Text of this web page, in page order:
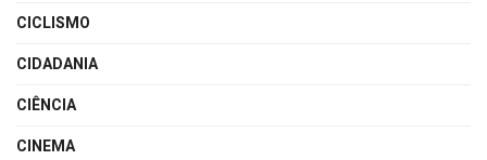
CICLISMO
CIDADANIA
CIÊNCIA
CINEMA